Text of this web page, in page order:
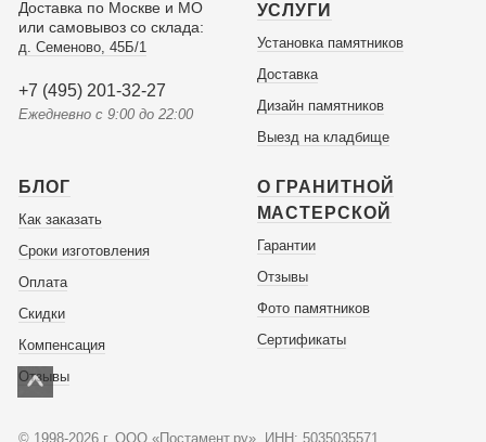
Доставка по Москве и МО
или самовывоз со склада:
д. Семеново, 45Б/1
+7 (495) 201-32-27
Ежедневно с 9:00 до 22:00
УСЛУГИ
Установка памятников
Доставка
Дизайн памятников
Выезд на кладбище
БЛОГ
Как заказать
Сроки изготовления
Оплата
Скидки
Компенсация
Отзывы
О ГРАНИТНОЙ
МАСТЕРСКОЙ
Гарантии
Отзывы
Фото памятников
Сертификаты
© 1998-2026 г. ООО «Постамент.ру», ИНН: 5035035571